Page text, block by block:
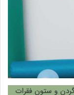
و ستون فقرات